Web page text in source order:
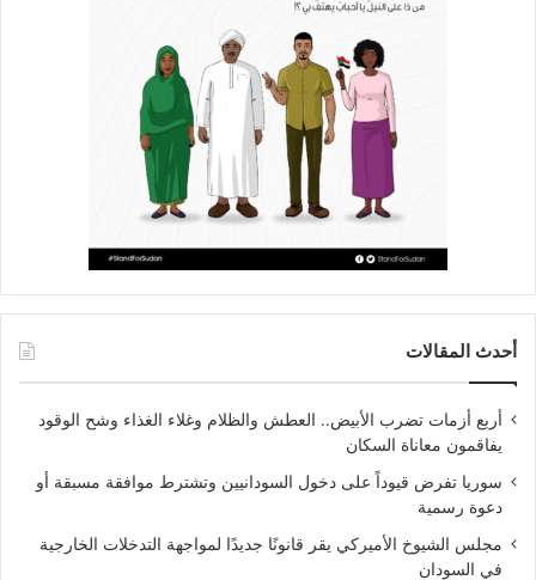
أحدث المقالات
أربع أزمات تضرب الأبيض.. العطش والظلام وغلاء الغذاء وشح الوقود
يفاقمون معاناة السكان
سوريا تفرض قيوداً على دخول السودانيين وتشترط موافقة مسبقة أو
دعوة رسمية
مجلس الشيوخ الأميركي يقر قانونًا جديدًا لمواجهة التدخلات الخارجية
في السودان